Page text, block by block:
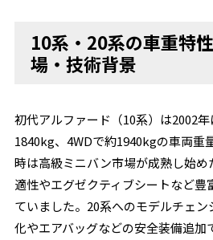
10系・20系の車重特
場・技術背景
初代アルファード（10系）は2002
1840kg、4WDで約1940kgの車両重
時は高級ミニバン市場が成熟し始
適性やエグゼクティブシートなど豊
ていました。20系へのモデルチェ
化やエアバッグなどの安全装備追加